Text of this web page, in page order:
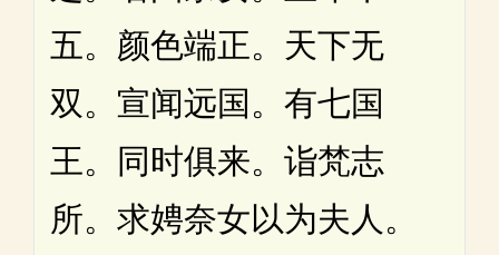
五。颜色端正。天下无
双。宣闻远国。有七国
王。同时俱来。诣梵志
所。求娉奈女以为夫人。